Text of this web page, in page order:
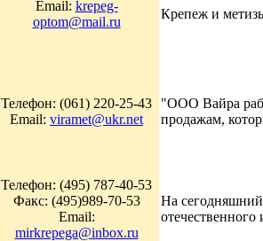
Email: krepeg-
optom@mail.ru
Крепеж и
Телефон: (061) 220-25-43
Email: viramet@ukr.net
"ООО Вайра
продажам,
Телефон: (495) 787-40-53
Факс: (495)989-70-53
Email:
mirkrepega@inbox.ru
На